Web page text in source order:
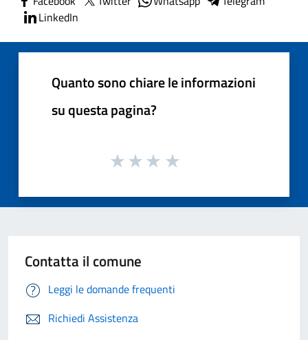
LinkedIn
Quanto sono chiare le informazioni
su questa pagina?
Contatta il comune
Leggi le domande frequenti
Richiedi Assistenza